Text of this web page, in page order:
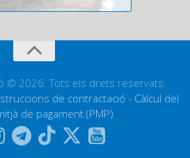
© 2026. Tots els drets reservats.
de contractació - Càlcul del
de pagament (PMP)